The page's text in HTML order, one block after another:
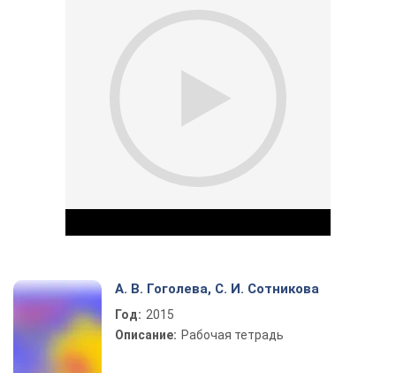
Play Video
А. В. Гоголева, С. И. Сотникова
Год: 2015
Описание: Рабочая тетрадь